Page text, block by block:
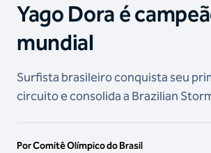
Yago Dora é
mundial
Surfista brasileiro conquista seu
circuito e consolida a Brazilian
Por Comitê Olímpico do Brasil